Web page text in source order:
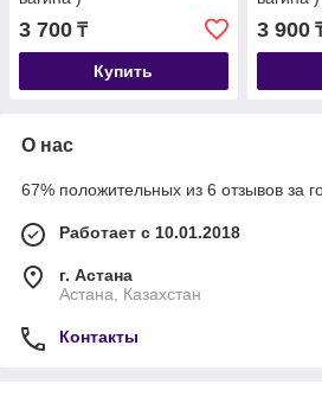
3 700 ₸
Купить
3 900
О нас
67% положительных из 6 отзывов за
Работает с 10.01.2018
г. Астана
Астана, Казахстан
Контакты